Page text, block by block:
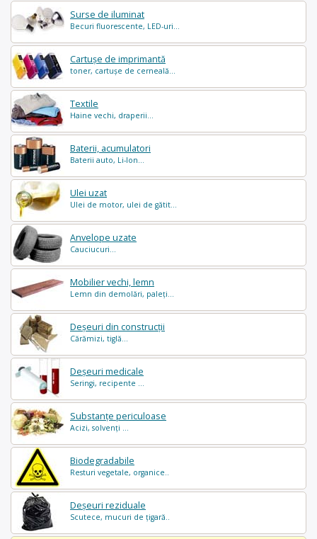
Surse de iluminat
Becuri fluorescente, LED-uri...
Cartușe de imprimantă
toner, cartușe de cerneală...
Textile
Haine vechi, draperii...
Baterii, acumulatori
Baterii auto, Li-Ion...
Ulei uzat
Ulei de motor, ulei de gătit...
Anvelope uzate
Cauciucuri...
Mobilier vechi, lemn
Lemn din demolări, paleți...
Deșeuri din construcții
Cărămizi, tiglă...
Deșeuri medicale
Seringi, recipente ...
Substanțe periculoase
Acizi, solvenți ...
Biodegradabile
Resturi vegetale, organice..
Deșeuri reziduale
Scutece, mucuri de țigară..